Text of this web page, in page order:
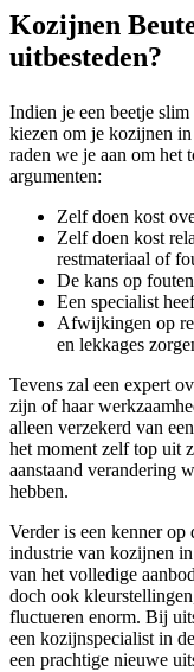
Kozijnen
uitbesteden?
Indien je een beetje
kiezen om je kozijnen
raden we je aan om het
argumenten:
Zelf doen kost
Zelf doen kost
restmateriaal of
De kans op
Een specialist
Afwijkingen op
en lekkages
Tevens zal een expert
zijn of haar
alleen verzekerd van
het moment zelf top uit
aanstaand verandering
hebben.
Verder is een kenner op
industrie van kozijnen
van het volledige
doch ook
fluctueren enorm. Bij
een kozijnspecialist in
een prachtige nieuwe